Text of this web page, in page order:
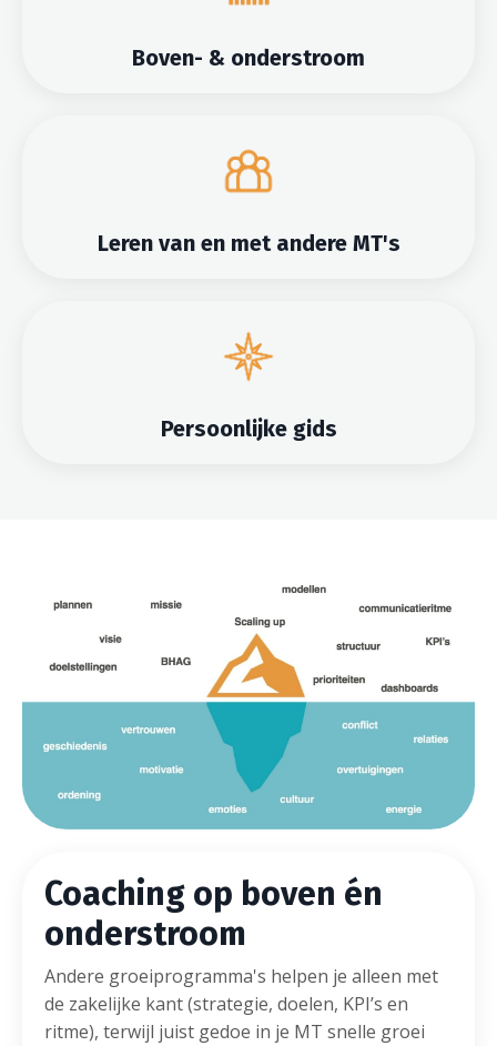
Boven- & onderstroom
Leren van en met andere MT's
Persoonlijke gids
Coaching op boven én
onderstroom
Andere groeiprogramma's helpen je alleen met
de zakelijke kant (strategie, doelen, KPI’s en
ritme), terwijl juist gedoe in je MT snelle groei